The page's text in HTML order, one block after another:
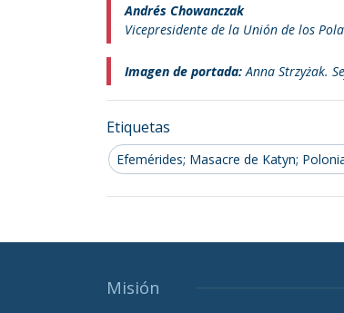
Andrés Chowanczak
Vicepresidente de la Unión de los
Imagen de portada:Anna Strzyżak.
Etiquetas
Efemérides; Masacre de Katyn;
Misión